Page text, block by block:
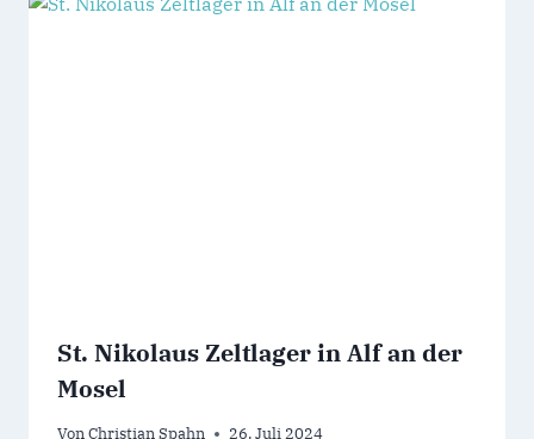
St. Nikolaus Zeltlager in Alf an der
Mosel
VonChristian Spahn 26. Juli 2024